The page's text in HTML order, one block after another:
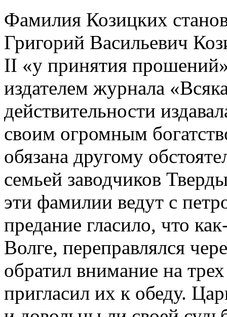
Фамилия Козицких
Григорий Васильевич
II «у принятия
издателем журнала
действительности
своим огромным
обязана другому
семьей заводчиков
эти фамилии ведут с
предание гласило, что
Волге, переправлялся
обратил внимание на
пригласил их к обеду.